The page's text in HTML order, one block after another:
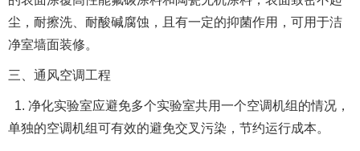
尘，耐擦洗、耐酸碱腐蚀，且有一定的抑菌作用，可用于洁
净室墙面装修。
三、通风空调工程
1. 净化实验室应避免多个实验室共用一个空调机组的情况，
单独的空调机组可有效的避免交叉污染，节约运行成本。